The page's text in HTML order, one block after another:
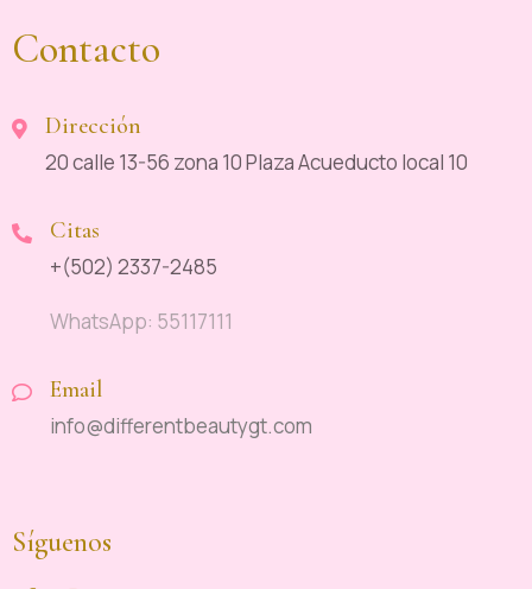
Contacto
Dirección
20 calle 13-56 zona 10 Plaza Acueducto local 10
Citas
+(502) 2337-2485
WhatsApp: 55117111
Email
info@differentbeautygt.com
Síguenos